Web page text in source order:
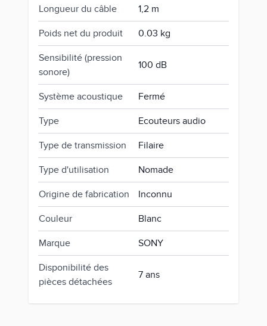
Longueur du câble 1,2 m
Poids net du produit 0.03 kg
Sensibilité (pression
sonore)
100 dB
Système acoustique Fermé
Type Ecouteurs audio
Type de transmission Filaire
Type d'utilisation Nomade
Origine de fabrication Inconnu
Couleur Blanc
Marque SONY
Disponibilité des
pièces détachées
7 ans